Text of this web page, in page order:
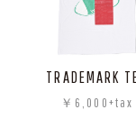
TRADEMARK
￥6,000+tax